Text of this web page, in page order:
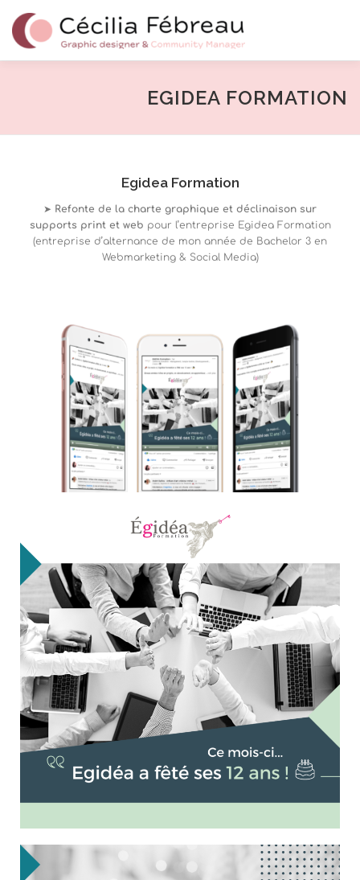
COMPÉTENCES PORTFOLIO
MENTIONS LÉGALES
EGIDEA FORMATION
Egidea Formation
➤ Refonte de la charte graphique et déclinaison sur
supports print et web pour l’entreprise Egidea Formation
(entreprise d’alternance de mon année de Bachelor 3 en
Webmarketing & Social Media)